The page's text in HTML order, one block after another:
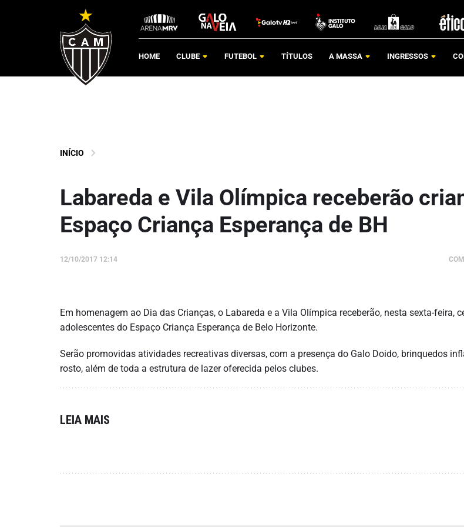
HOME CLUBE FUTEBOL TÍTULOS A MASSA INGRESSOS
INÍCIO
Labareda e Vila Olímpica receberão
Espaço Criança Esperança de BH
12/10/2017 12:14
Em homenagem ao Dia das Crianças, o Labareda e a Vila Olímpica receberão, nesta sexta-feira,
adolescentes do Espaço Criança Esperança de Belo Horizonte.
Serão promovidas atividades recreativas diversas, com a presença do Galo Doido, brinquedos
rosto, além de toda a estrutura de lazer oferecida pelos clubes.
LEIA MAIS